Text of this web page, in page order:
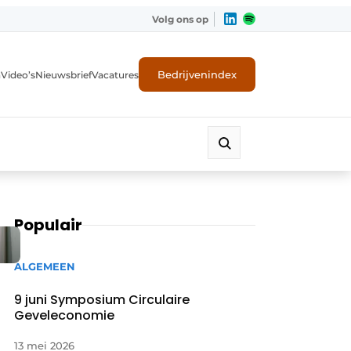
Volg ons op
Video’sNieuwsbriefVacatures Bedrijvenindex
Populair
ALGEMEEN
9 juni Symposium Circulaire
Geveleconomie
13 mei 2026